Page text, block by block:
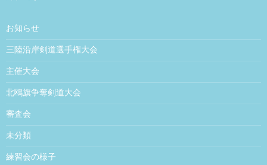
お知らせ
三陸沿岸剣道選手権大会
主催大会
北鴎旗争奪剣道大会
審査会
未分類
練習会の様子